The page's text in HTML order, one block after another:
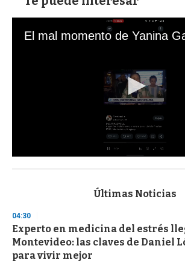
s
d
s
o
f
3
Últimas Noticias
04:30
Experto en medicina del estrés
Montevideo: las claves de Daniel
para vivir mejor